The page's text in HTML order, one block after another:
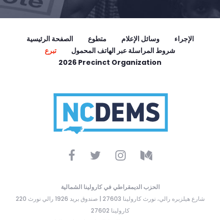
الصفحة الرئيسية متطوع وسائل الإعلام
الإجراء
تبرع
شروط المراسلة عبر الهاتف المحمول
2026 Precinct Organization
الحزب الديمقراطي في كارولينا الشمالية
220 شارع هيلزبره رالي، نورث كارولينا 27603 | صندوق بريد 1926 رالي نورث
كارولينا 27602